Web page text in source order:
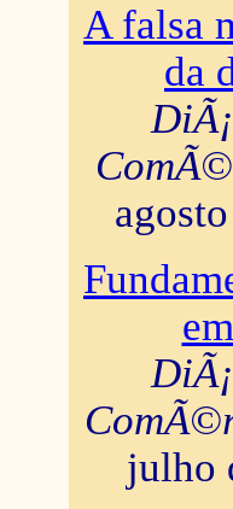
A falsa
da
julho